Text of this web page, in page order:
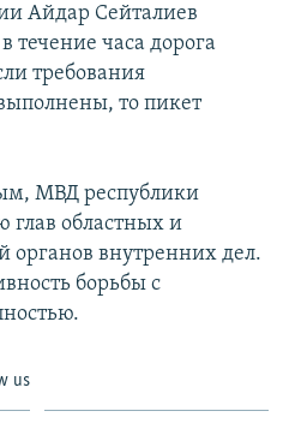
Айдар Сейталиев
течение часа дорога
требования
то пикет
МВД республики
глав областных и
органов внутренних дел.
борьбы с
us